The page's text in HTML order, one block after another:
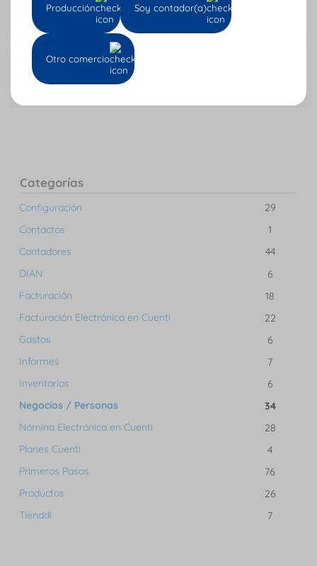
Cierre de caja
Categorías
Configuración
29
Contactos
1
Contadores
44
DIAN
6
Facturación
18
Facturación Electrónica en Cuenti
22
Gastos
6
Informes
7
Inventarios
6
Negocios / Personas
34
Nómina Electrónica en Cuenti
28
Planes Cuenti
4
Primeros Pasos
76
Productos
26
Tienddi
7
Producción Soy contador(a)
Otro comercio